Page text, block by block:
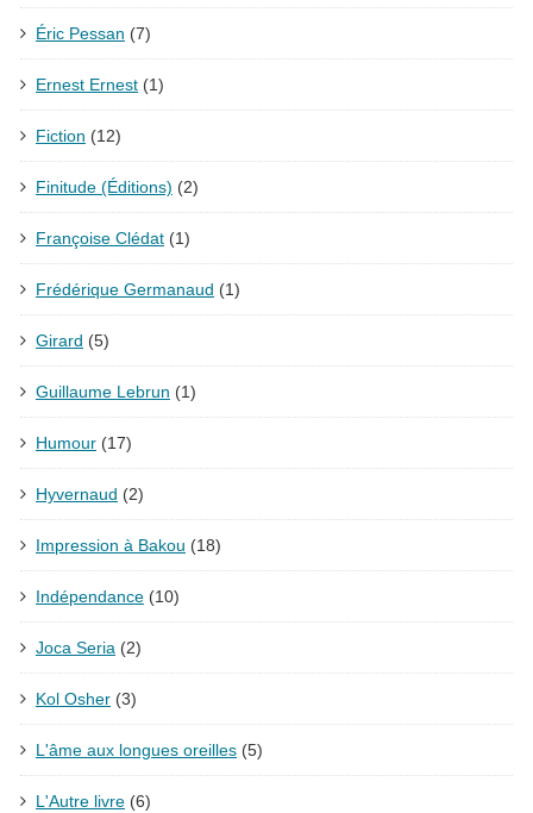
Éric Pessan (7)
Ernest Ernest (1)
Fiction (12)
Finitude (Éditions) (2)
Françoise Clédat (1)
Frédérique Germanaud (1)
Girard (5)
Guillaume Lebrun (1)
Humour (17)
Hyvernaud (2)
Impression à Bakou (18)
Indépendance (10)
Joca Seria (2)
Kol Osher (3)
L'âme aux longues oreilles (5)
L'Autre livre (6)